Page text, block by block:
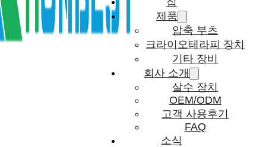
제품
압축 부츠
크라이오테라피 장치
기타 장비
회사 소개
살수 장치
OEM/ODM
고객 사용후기
FAQ
소식